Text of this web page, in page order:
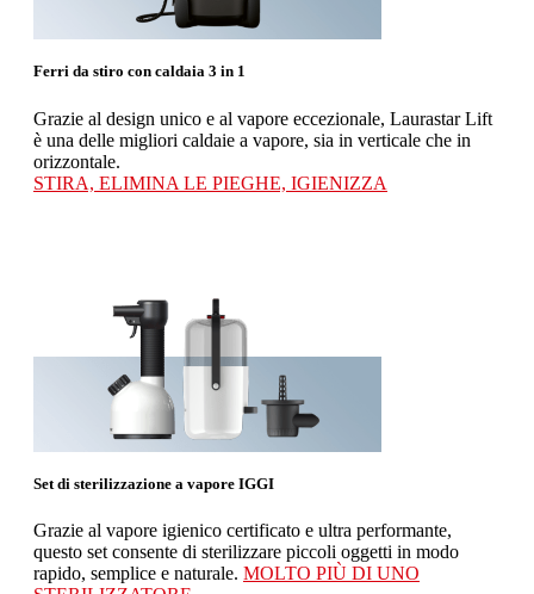
Ferri da stiro con caldaia 3 in 1
Grazie al design unico e al vapore eccezionale, Laurastar Lift
è una delle migliori caldaie a vapore, sia in verticale che in
orizzontale.
STIRA, ELIMINA LE PIEGHE, IGIENIZZA
Set di sterilizzazione a vapore IGGI
Grazie al vapore igienico certificato e ultra performante,
questo set consente di sterilizzare piccoli oggetti in modo
rapido, semplice e naturale. MOLTO PIÙ DI UNO